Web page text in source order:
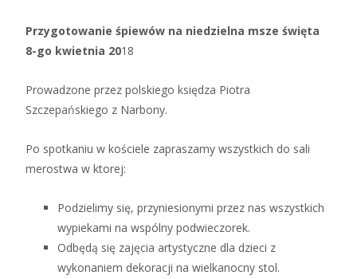
Przygotowanie śpiewów na niedzielna msze święta
8-go kwietnia 2018
Prowadzone przez polskiego księdza Piotra
Szczepańskiego z Narbony.
Po spotkaniu w kościele zapraszamy wszystkich do sali
merostwa w ktorej:
Podzielimy się, przyniesionymi przez nas wszystkich
wypiekami na wspólny podwieczorek.
Odbędą się zajęcia artystyczne dla dzieci z
wykonaniem dekoracji na wielkanocny stol.